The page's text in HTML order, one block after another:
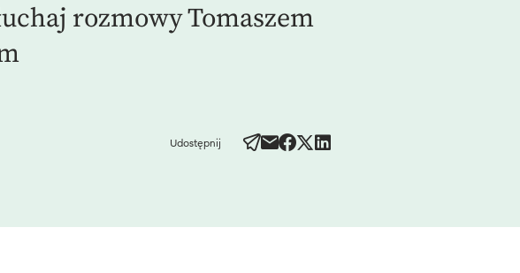
rozmowy Tomaszem
Udostępnij